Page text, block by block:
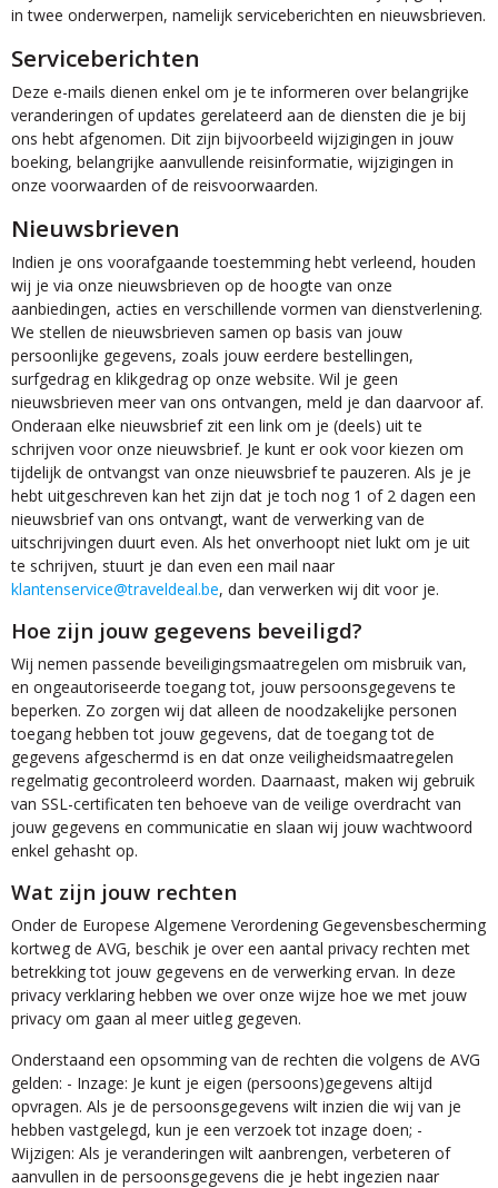
in twee onderwerpen, namelijk serviceberichten en nieuwsbrieven.
Serviceberichten
Deze e-mails dienen enkel om je te informeren over belangrijke
veranderingen of updates gerelateerd aan de diensten die je bij
ons hebt afgenomen. Dit zijn bijvoorbeeld wijzigingen in jouw
boeking, belangrijke aanvullende reisinformatie, wijzigingen in
onze voorwaarden of de reisvoorwaarden.
Nieuwsbrieven
Indien je ons voorafgaande toestemming hebt verleend, houden
wij je via onze nieuwsbrieven op de hoogte van onze
aanbiedingen, acties en verschillende vormen van dienstverlening.
We stellen de nieuwsbrieven samen op basis van jouw
persoonlijke gegevens, zoals jouw eerdere bestellingen,
surfgedrag en klikgedrag op onze website. Wil je geen
nieuwsbrieven meer van ons ontvangen, meld je dan daarvoor af.
Onderaan elke nieuwsbrief zit een link om je (deels) uit te
schrijven voor onze nieuwsbrief. Je kunt er ook voor kiezen om
tijdelijk de ontvangst van onze nieuwsbrief te pauzeren. Als je je
hebt uitgeschreven kan het zijn dat je toch nog 1 of 2 dagen een
nieuwsbrief van ons ontvangt, want de verwerking van de
uitschrijvingen duurt even. Als het onverhoopt niet lukt om je uit
te schrijven, stuurt je dan even een mail naar
klantenservice@traveldeal.be, dan verwerken wij dit voor je.
Hoe zijn jouw gegevens beveiligd?
Wij nemen passende beveiligingsmaatregelen om misbruik van,
en ongeautoriseerde toegang tot, jouw persoonsgegevens te
beperken. Zo zorgen wij dat alleen de noodzakelijke personen
toegang hebben tot jouw gegevens, dat de toegang tot de
gegevens afgeschermd is en dat onze veiligheidsmaatregelen
regelmatig gecontroleerd worden. Daarnaast, maken wij gebruik
van SSL-certificaten ten behoeve van de veilige overdracht van
jouw gegevens en communicatie en slaan wij jouw wachtwoord
enkel gehasht op.
Wat zijn jouw rechten
Onder de Europese Algemene Verordening Gegevensbescherming
kortweg de AVG, beschik je over een aantal privacy rechten met
betrekking tot jouw gegevens en de verwerking ervan. In deze
privacy verklaring hebben we over onze wijze hoe we met jouw
privacy om gaan al meer uitleg gegeven.
Onderstaand een opsomming van de rechten die volgens de AVG
gelden: - Inzage: Je kunt je eigen (persoons)gegevens altijd
opvragen. Als je de persoonsgegevens wilt inzien die wij van je
hebben vastgelegd, kun je een verzoek tot inzage doen; -
Wijzigen: Als je veranderingen wilt aanbrengen, verbeteren of
aanvullen in de persoonsgegevens die je hebt ingezien naar